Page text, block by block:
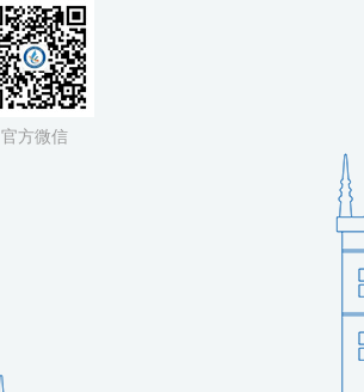
官方微信